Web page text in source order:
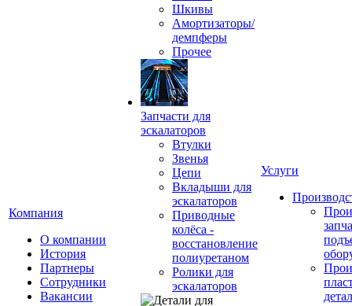
Компания
О компании
История
Партнеры
Сотрудники
Вакансии
Шкивы
Амортизаторы/
демпферы
Прочее
Запчасти для
эскалаторов
Втулки
Звенья
Цепи
Вкладыши для
эскалаторов
Приводные
колёса -
восстановление
полиуретаном
Ролики для
эскалаторов
Услуги